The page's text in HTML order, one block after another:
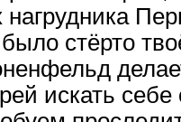
стёрто
искать